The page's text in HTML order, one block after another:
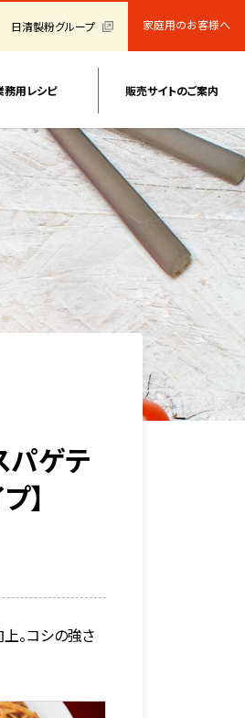
日清製粉グループ 家庭用のお客様へ
務用レシピ 販売サイトのご案内
パゲテ
】
。コシの強さ